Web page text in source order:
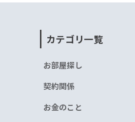
カテゴリ一覧
お部屋探し
契約関係
お金のこと